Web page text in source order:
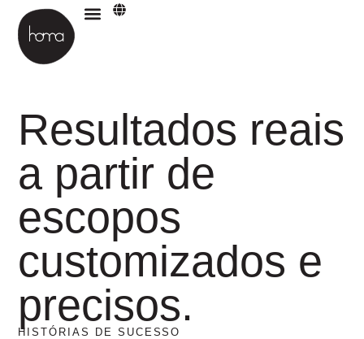
Resultados reais
a partir de
escopos
customizados e
precisos.
HISTÓRIAS DE SUCESSO